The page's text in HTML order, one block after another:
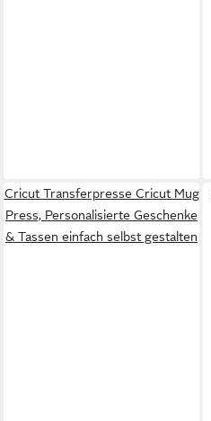
Cricut Transferpresse Cricut Mug
Press, Personalisierte Geschenke
& Tassen einfach selbst gestalten